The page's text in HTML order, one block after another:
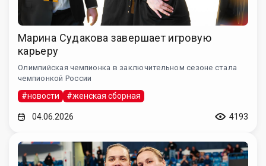
Марина Судакова завершает игровую
карьеру
Олимпийская чемпионка в заключительном сезоне стала
чемпионкой России
#новости #женская сборная
04.06.2026 4193